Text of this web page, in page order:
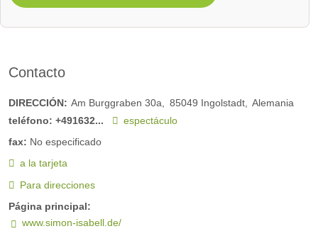
Contacto
DIRECCIÓN: Am Burggraben 30a 85049 Ingolstadt
Alemania
teléfono: +491632...
espectáculo
fax: No especificado
a la tarjeta
Para direcciones
Página principal:
www.simon-isabell.de/